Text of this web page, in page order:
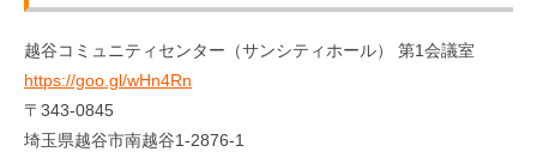
越谷コミュニティセンター（サンシティホール） 第1会議室
https://goo.gl/wHn4Rn
〒343-0845
埼玉県越谷市南越谷1-2876-1